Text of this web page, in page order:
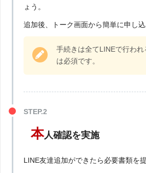
ょう。
追加後、トーク画面から簡単に申し込
手続きは全てLINEで行わ
は必須です。
本人確認を実施
LINE友達追加ができたら必要書類を提